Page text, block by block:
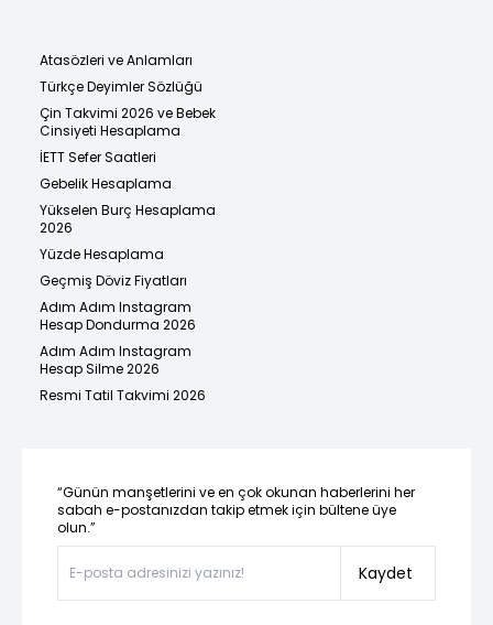
Atasözleri ve Anlamları
Türkçe Deyimler Sözlüğü
Çin Takvimi 2026 ve Bebek
Cinsiyeti Hesaplama
İETT Sefer Saatleri
Gebelik Hesaplama
Yükselen Burç Hesaplama
2026
Yüzde Hesaplama
Geçmiş Döviz Fiyatları
Adım Adım Instagram
Hesap Dondurma 2026
Adım Adım Instagram
Hesap Silme 2026
Resmi Tatil Takvimi 2026
“Günün manşetlerini ve en çok okunan haberlerini her
sabah e-postanızdan takip etmek için bültene üye
olun.”
Kaydet